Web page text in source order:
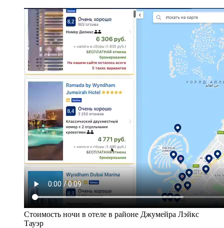
Стоимость ночи в отеле в районе Джумейра Лэйкс
Тауэр